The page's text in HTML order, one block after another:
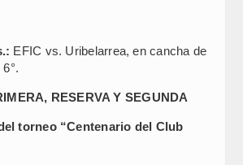
EFIC vs. Uribelarrea, en cancha de
RESERVA Y SEGUNDA
torneo “Centenario del Club